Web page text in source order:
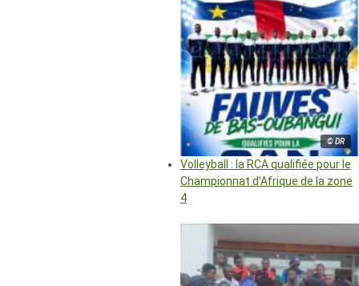
© DR
Volleyball : la RCA qualifiée pour le
Championnat d’Afrique de la zone
4